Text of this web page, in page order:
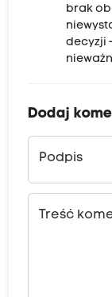
brak
decyzji
Dodaj
Podpis
Treść